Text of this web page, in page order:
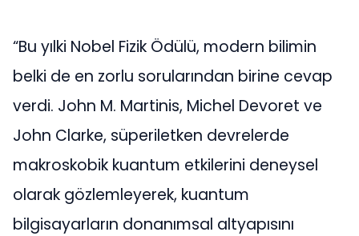
“Bu yılki Nobel Fizik Ödülü, modern bilimin
belki de en zorlu sorularından birine cevap
verdi. John M. Martinis, Michel Devoret ve
John Clarke, süperiletken devrelerde
makroskobik kuantum etkilerini deneysel
olarak gözlemleyerek, kuantum
bilgisayarların donanımsal altyapısını